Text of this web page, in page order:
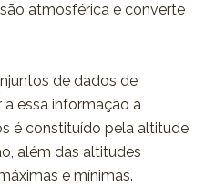
atmosférica e converte
de dados de
essa informação a
é constituído pela altitude
além das altitudes
e mínimas.